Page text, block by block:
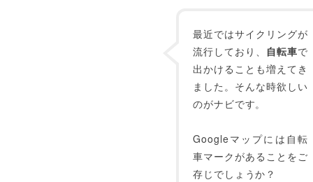
最近ではサイクリングが
流行しており、 自転車で
出かけることも増えてき
ました。そんな時欲しい
のがナビです。
Googleマップには自転
車マークがあることをご
存じでしょうか？